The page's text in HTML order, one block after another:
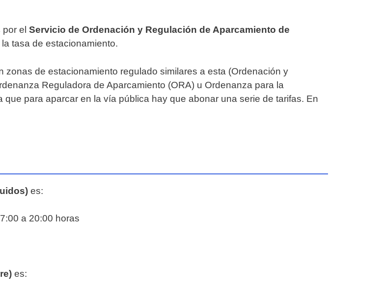
el Servicio de Ordenación y Regulación de Aparcamiento de
tasa de estacionamiento.
de estacionamiento regulado similares a esta (Ordenación y
Reguladora de Aparcamiento (ORA) u Ordenanza para la
para aparcar en la vía pública hay que abonar una serie de tarifas. En
es:
a 20:00 horas
es: